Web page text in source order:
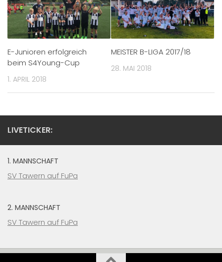
E-Junioren erfolgreich
beim S4Young-Cup
1. APRIL 2018
MEISTER B-LIGA 2017/18
28. MAI 2018
LIVETICKER:
1. MANNSCHAFT
SV Tawern auf FuPa
2. MANNSCHAFT
SV Tawern auf FuPa